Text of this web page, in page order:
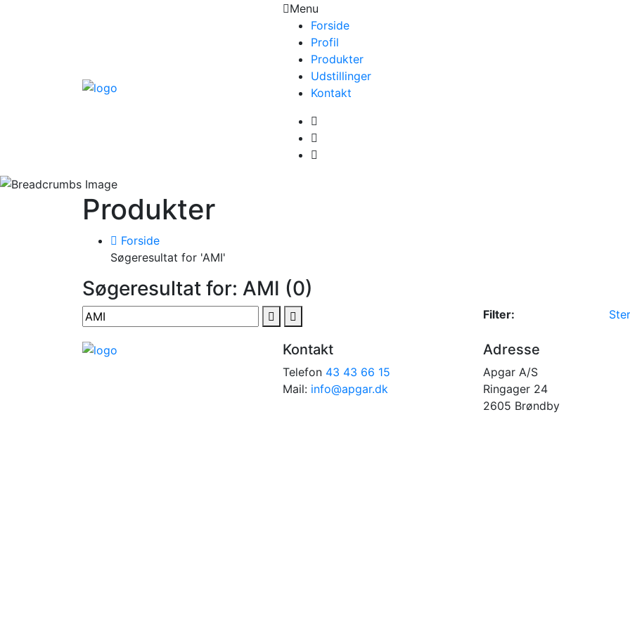
Menu
Forside
Profil
Produkter
Udstillinger
Kontakt
Produkter
Forside
Søgeresultat for 'AMI'
Søgeresultat for: AMI (0)
Filter:
Kontakt
Telefon 43 43 66 15
Mail: info@apgar.dk
Adresse
Apgar A/S
Ringager 24
2605 Brøndby